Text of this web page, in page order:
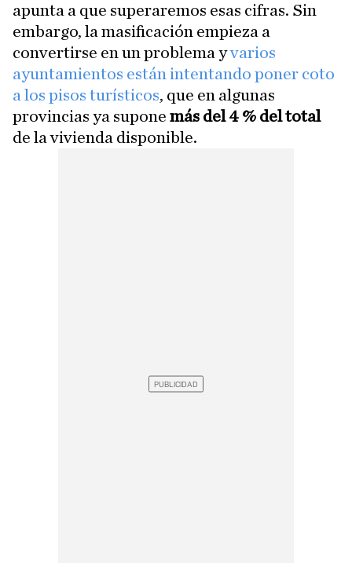
apunta a que superaremos esas cifras. Sin
embargo, la masificación empieza a
convertirse en un problema yvarios
ayuntamientos están intentando poner coto
a los pisos turísticos, que en algunas
provincias ya supone más del 4 % del total
de la vivienda disponible.